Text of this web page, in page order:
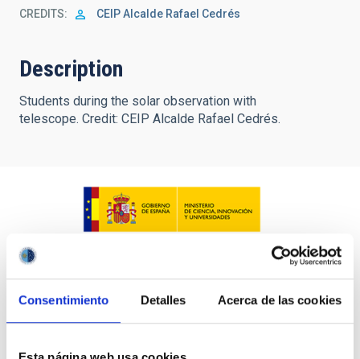
Consentimiento Detalles Acerca de las cookies
CREDITS CEIP Alcalde Rafael Cedrés
Description
Students during the solar observation with
telescope. Credit: CEIP Alcalde Rafael Cedrés.